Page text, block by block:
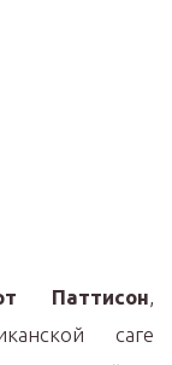
Паттисон,
саге